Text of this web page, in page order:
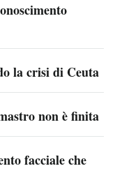
la crisi di Ceuta
non è finita
facciale che